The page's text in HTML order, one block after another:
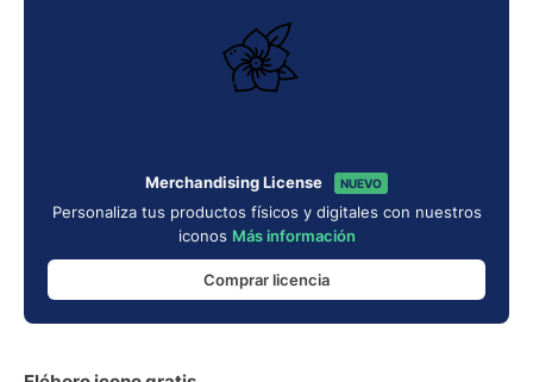
Merchandising License NUEVO
Personaliza tus productos físicos y digitales con nuestros
iconos Más información
Comprar licencia